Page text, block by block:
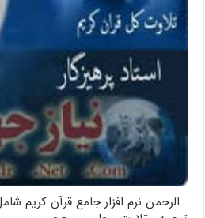
الرحمن نرم افزار جامع قرآن کریم